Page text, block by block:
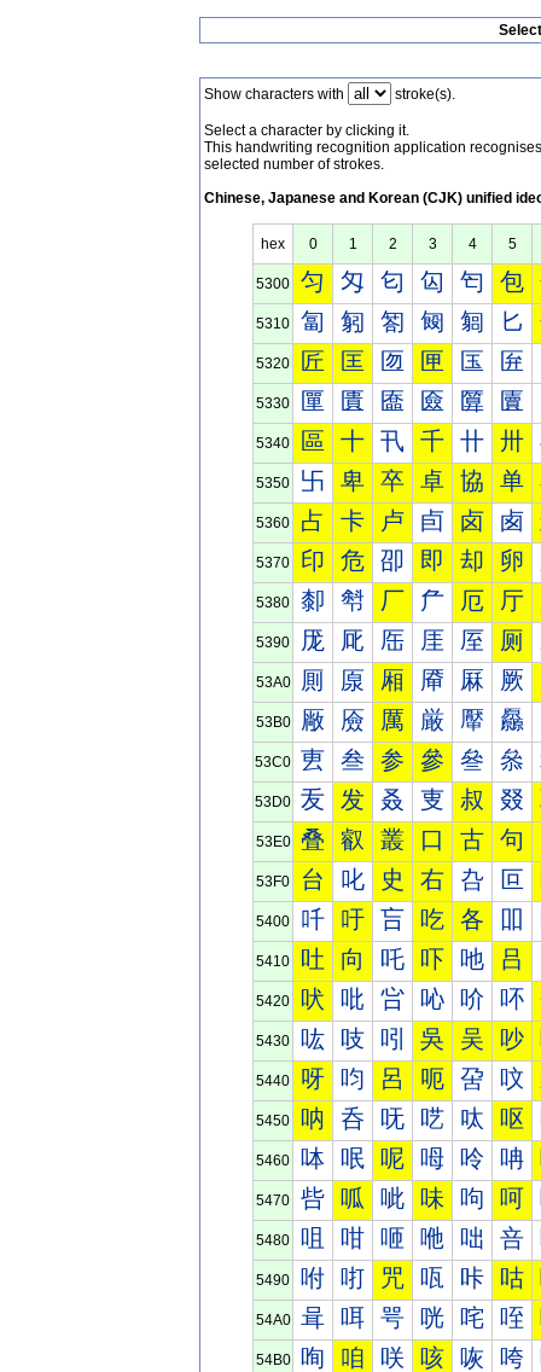
Show characters with stroke(s).
Select a character by clicking it.
This handwriting recognition application
selected number of strokes.
Chinese, Japanese and Korean (CJK) unified
hex 0 1 2 3 4 5
5300 匀 匁 匂 匃 匄 包
5310 匐 匑 匒 匓 匔 匕
5320 匠 匡 匢 匣 匤 匥
5330 匰 匱 匲 匳 匴 匵
5340 區 十 卂 千 卄 卅
5350 卐 卑 卒 卓 協 单
5360 占 卡 卢 卣 卤 卥
5370 印 危 卲 即 却 卵
5380 厀 厁 厂 厃 厄 厅
5390 厐 厑 厒 厓 厔 厕
53A0 厠 厡 厢 厣 厤 厥
53B0 厰 厱 厲 厳 厴 厵
53C0 叀 叁 参 參 叄 叅
53D0 叐 发 叒 叓 叔 叕
53E0 叠 叡 叢 口 古 句
53F0 台 叱 史 右 叴 叵
5400 吀 吁 吂 吃 各 吅
5410 吐 向 吒 吓 吔 吕
5420 吠 吡 吢 吣 吤 吥
5430 吰 吱 吲 吳 吴 吵
5440 呀 呁 呂 呃 呄 呅
5450 呐 呑 呒 呓 呔 呕
5460 呠 呡 呢 呣 呤 呥
5470 呰 呱 呲 味 呴 呵
5480 咀 咁 咂 咃 咄 咅
5490 咐 咑 咒 咓 咔 咕
54A0 咠 咡 咢 咣 咤 咥
54B0 咰 咱 咲 咳 咴 咵